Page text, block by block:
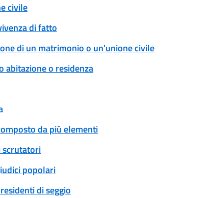
civile
di fatto
di un matrimonio o un'unione civile
abitazione o residenza
da più elementi
scrutatori
popolari
di seggio